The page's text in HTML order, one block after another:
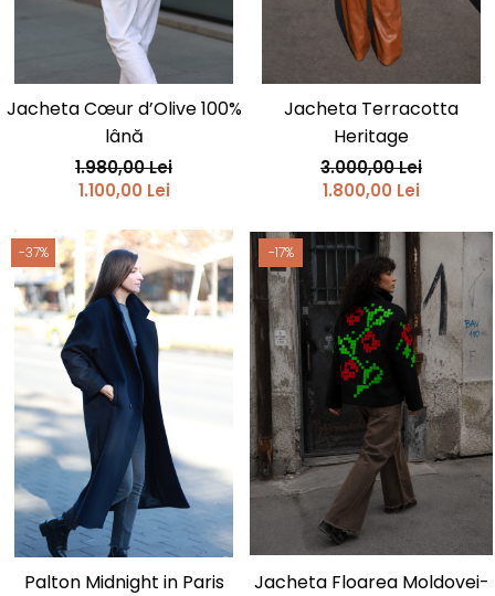
Jacheta Cœur d’Olive 100%
lână
1.980,00 Lei
1.100,00 Lei
Jacheta Terracotta
Heritage
3.000,00 Lei
1.800,00 Lei
-37%
Palton Midnight in Paris
-17%
Jacheta Floarea Moldovei-